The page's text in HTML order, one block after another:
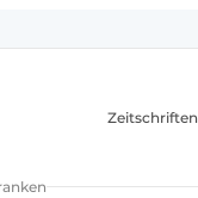
Zeitschriften